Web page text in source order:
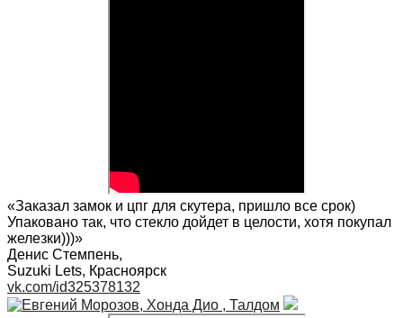
«Заказал замок и цпг для скутера, пришло все срок)
Упаковано так, что стекло дойдет в целости, хотя покупал
железки)))»
Денис Стемпень,
Suzuki Lets, Красноярск
vk.com/id325378132